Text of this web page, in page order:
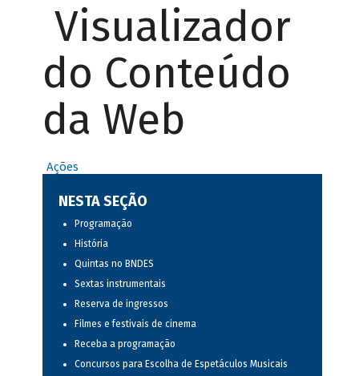
Visualizador
do Conteúdo
da Web
Ações
NESTA SEÇÃO
Programação
História
Quintas no BNDES
Sextas instrumentais
Reserva de ingressos
Filmes e festivais de cinema
Receba a programação
Concursos para Escolha de Espetáculos Musicais